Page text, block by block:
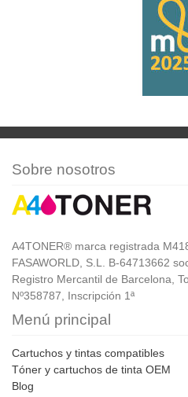
Sobre nosotros
A4TONER® marca registrada
FASAWORLD, S.L. B-64713662
Registro Mercantil de Barcelona,
Nº358787, Inscripción 1ª
Menú principal
Cartuchos y tintas compatibles
Tóner y cartuchos de tinta OEM
Blog